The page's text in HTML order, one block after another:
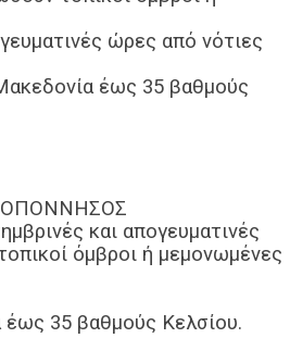
ώρες από νότιες
έως 35 βαθμούς
και απογευματινές
όμβροι ή μεμονωμένες
έως 35 βαθμούς Κελσίου.